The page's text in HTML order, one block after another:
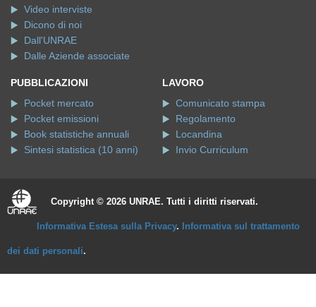
Video interviste
Dicono di noi
Dall'UNRAE
Dalle Aziende associate
PUBBLICAZIONI
Pocket mercato
Pocket emissioni
Book statistiche annuali
Sintesi statistica (10 anni)
LAVORO
Comunicato stampa
Regolamento
Locandina
Invio Curriculum
Copyright © 2026 UNRAE. Tutti i diritti riservati.
Informativa Estesa sulla Privacy. Informativa sul trattamento
dei dati personali.